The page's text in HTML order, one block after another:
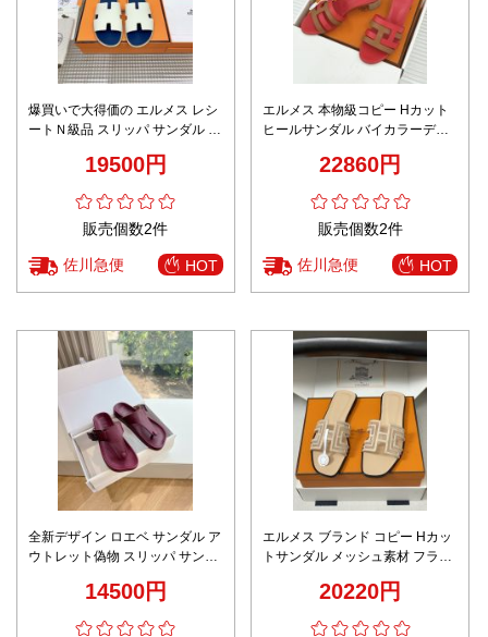
爆買いで大得価の エルメス レシ
ートＮ級品 スリッパ サンダル 牛
19500円
販売個数2件
佐川急便 HOT
エルメス 本物級コピー Hカット
ヒールサンダル バイカラーデザ
22860円
販売個数2件
佐川急便 HOT
全新デザイン ロエベ サンダル ア
ウトレット偽物 スリッパ サンダ
気 男女兼用 レッド
14500円
エルメス ブランド コピー Hカッ
トサンダル メッシュ素材 フラッ
20220円